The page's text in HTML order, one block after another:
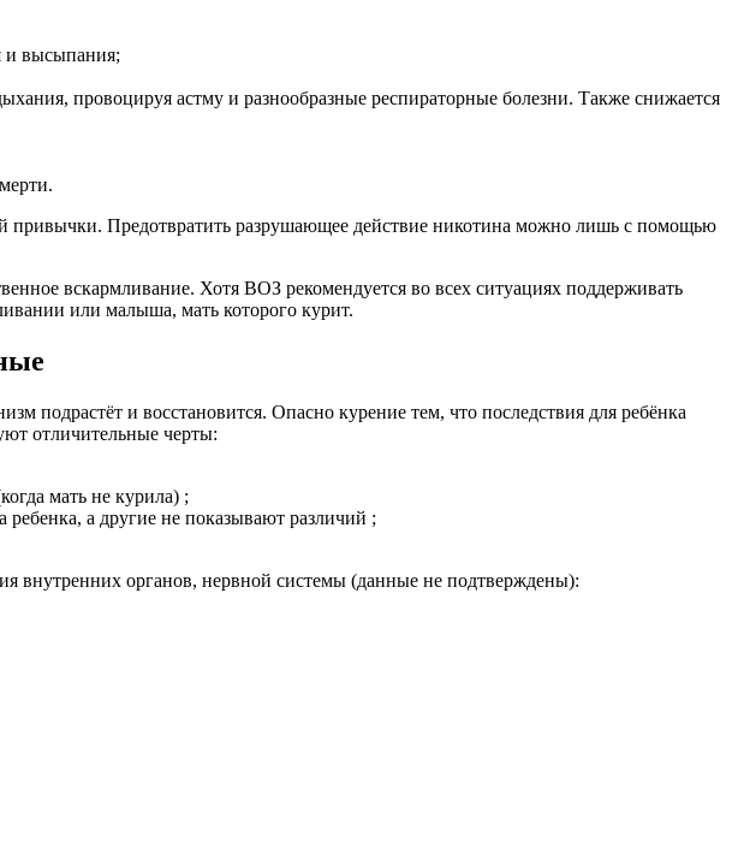
и высыпания;
провоцируя астму и разнообразные респираторные болезни. Также снижается
привычки. Предотвратить разрушающее действие никотина можно лишь с помощью
вскармливание. Хотя ВОЗ рекомендуется во всех ситуациях поддерживать
или малыша, мать которого курит.
подрастёт и восстановится. Опасно курение тем, что последствия для ребёнка
отличительные черты:
мать не курила) ;
а другие не показывают различий ;
внутренних органов, нервной системы (данные не подтверждены):